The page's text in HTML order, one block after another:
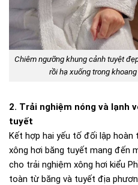
Chiêm ngưỡng khung cảnh tuyệt
rồi hạ xuống trong
2. Trải nghiệm nóng và lạnh
tuyết
Kết hợp hai yếu tố đối lập hoàn
xông hơi băng tuyết mang đến
cho trải nghiệm xông hơi kiểu
toàn từ băng và tuyết địa